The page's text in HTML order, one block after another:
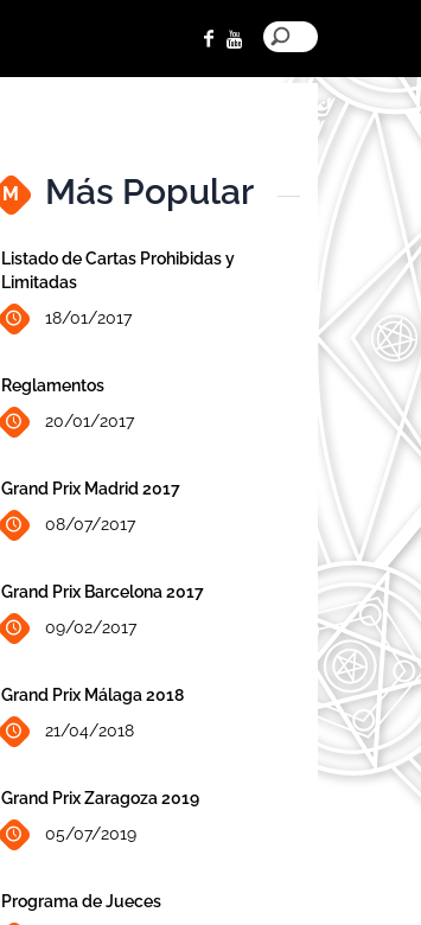
M Más Popular
Listado de Cartas Prohibidas y
Limitadas
18/01/2017
Reglamentos
20/01/2017
Grand Prix Madrid 2017
08/07/2017
Grand Prix Barcelona 2017
09/02/2017
Grand Prix Málaga 2018
21/04/2018
Grand Prix Zaragoza 2019
05/07/2019
Programa de Jueces